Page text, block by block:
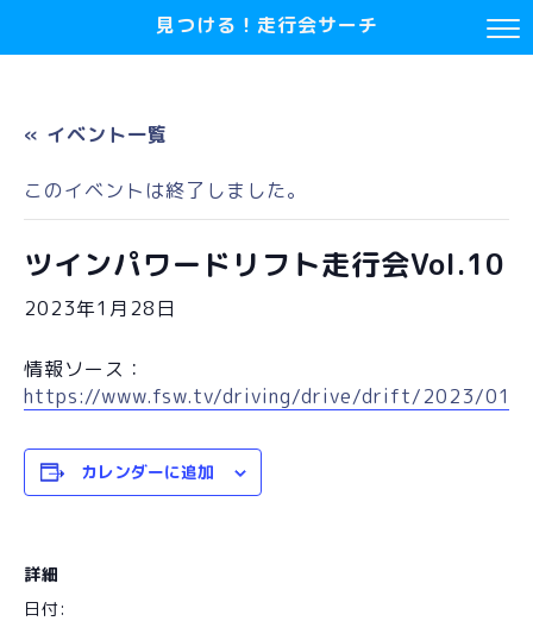
見つける！走行会サーチ
« イベント一覧
このイベントは終了しました。
ツインパワードリフト走行会Vol.10
2023年1月28日
情報ソース：
https://www.fsw.tv/driving/drive/drift/2023/
カレンダーに追加
詳細
日付: